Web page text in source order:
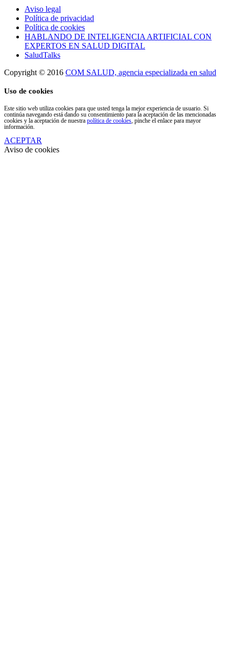
Aviso legal
Política de privacidad
Política de cookies
HABLANDO DE INTELIGENCIA ARTIFICIAL CON
EXPERTOS EN SALUD DIGITAL
SaludTalks
Copyright © 2016 COM SALUD, agencia especializada en salud
Uso de cookies
Este sitio web utiliza cookies para que usted tenga la mejor experiencia de usuario. Si
continúa navegando está dando su consentimiento para la aceptación de las mencionadas
cookies y la aceptación de nuestra política de cookies , pinche el enlace para mayor
información.
ACEPTAR
Aviso de cookies